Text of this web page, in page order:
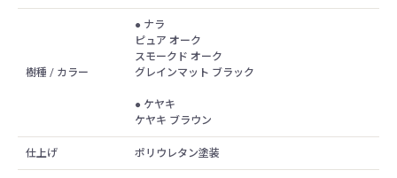
樹種 / カラー
● ナラ
ピュア オーク
スモークド オーク
グレインマット ブラック
● ケヤキ
ケヤキ ブラウン
仕上げ ポリウレタン塗装